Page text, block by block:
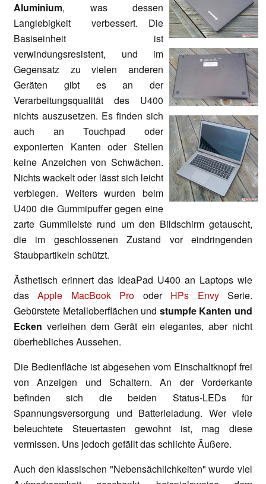
Aluminium, was dessen
Langlebigkeit verbessert. Die
Basiseinheit ist
verwindungsresistent, und im
Gegensatz zu vielen anderen
Geräten gibt es an der
Verarbeitungsqualität des U400
nichts auszusetzen. Es finden sich
auch an Touchpad oder
exponierten Kanten oder Stellen
keine Anzeichen von Schwächen.
Nichts wackelt oder lässt sich leicht
verbiegen. Weiters wurden beim
U400 die Gummipuffer gegen eine
zarte Gummileiste rund um den Bildschirm getauscht,
die im geschlossenen Zustand vor eindringenden
Staubpartikeln schützt.
Ästhetisch erinnert das IdeaPad U400 an Laptops wie
dasApple MacBook Pro oder HPs EnvySerie.
Gebürstete Metalloberflächen und stumpfe Kanten und
Ecken verleihen dem Gerät ein elegantes, aber nicht
überhebliches Aussehen.
Die Bedienfläche ist abgesehen vom Einschaltknopf frei
von Anzeigen und Schaltern. An der Vorderkante
befinden sich die beiden Status-LEDs für
Spannungsversorgung und Batterieladung. Wer viele
beleuchtete Steuertasten gewohnt ist, mag diese
vermissen. Uns jedoch gefällt das schlichte Äußere.
Auch den klassischen "Nebensächlichkeiten" wurde viel